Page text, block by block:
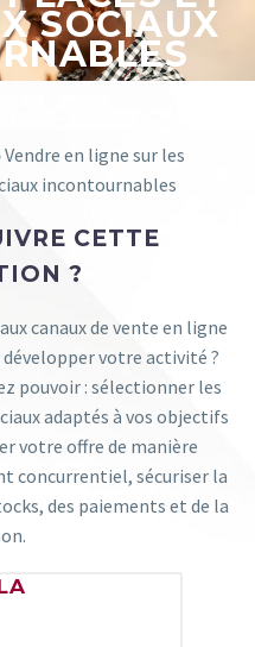
SOCIAUX
Vendre en ligne sur les
incontournables
CETTE
?
canaux de vente en ligne
votre activité ?
pouvoir : sélectionner les
adaptés à vos objectifs
votre offre de manière
concurrentiel, sécuriser la
des paiements et de la